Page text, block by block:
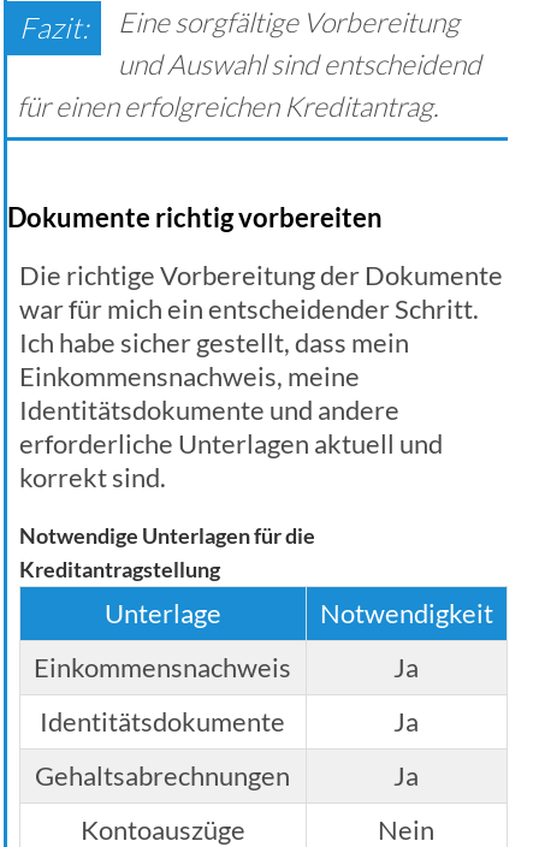
Eine sorgfältige Vorbereitung
und Auswahl sind entscheidend
für einen erfolgreichen Kreditantrag.
Dokumente richtig vorbereiten
Die richtige Vorbereitung der Dokumente
war für mich ein entscheidender Schritt.
Ich habe sicher gestellt, dass mein
Einkommensnachweis, meine
Identitätsdokumente und andere
erforderliche Unterlagen aktuell und
korrekt sind.
Notwendige Unterlagen für die
Kreditantragstellung
Unterlage
Notwendigkeit
Einkommensnachweis
Ja
Identitätsdokumente
Ja
Gehaltsabrechnungen
Ja
Kontoauszüge
Nein